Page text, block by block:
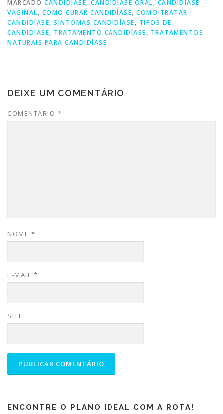
MARCADO CANDIDIASE, CANDIDÍASE ORAL, CANDIDÍASE
VAGINAL, COMO CURAR CANDIDÍASE, COMO TRATAR
CANDIDÍASE, SINTOMAS CANDIDÍASE, TIPOS DE
CANDIDÍASE, TRATAMENTO CANDIDÍASE, TRATAMENTOS
NATURAIS PARA CANDIDÍASE
DEIXE UM COMENTÁRIO
COMENTÁRIO *
NOME *
E-MAIL *
SITE
ENCONTRE O PLANO IDEAL COM A ROTA!